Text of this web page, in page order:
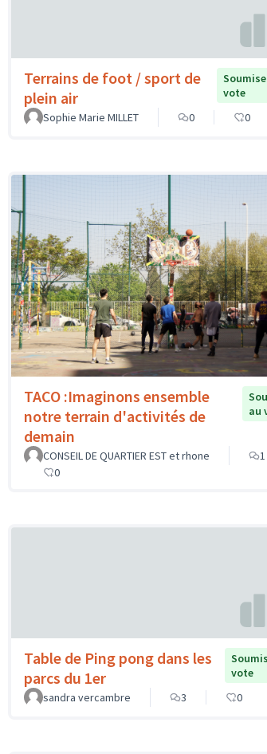
Terrains de foot / sport de
plein air
vote
Sophie Marie MILLET
0 0
TACO :Imaginons ensemble
notre terrain d'activités de
demain
au
CONSEIL DE QUARTIER EST et rhone
1
0
Table de Ping pong dans les
parcs du 1er
vote
sandra vercambre
3 0